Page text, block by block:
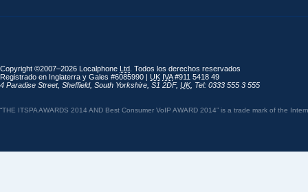
Copyright ©2007–2026 Localphone Ltd . Todos los derechos reservados
Registrado en Inglaterra y Gales #6085990 | UK IVA#911 5418 49
4 Paradise Street, Sheffield, South Yorkshire S1 2DF, UK, Tel: 0333 555 3 555
“THE ITSPA AWARDS 2014 AND Best Consumer VoIP AWARD 2014” is a trade mark of the